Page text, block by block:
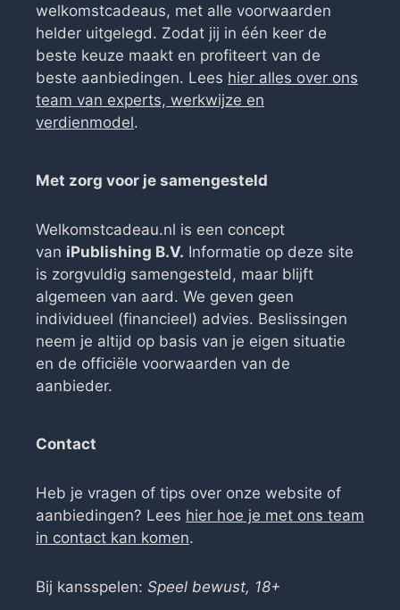
welkomstcadeaus, met alle voorwaarden
helder uitgelegd. Zodat jij in één keer de
beste keuze maakt en profiteert van de
beste aanbiedingen. Lees hier alles over ons
team van experts, werkwijze en
verdienmodel.
Met zorg voor je samengesteld
Welkomstcadeau.nl is een concept
van iPublishing B.V. Informatie op deze site
is zorgvuldig samengesteld, maar blijft
algemeen van aard. We geven geen
individueel (financieel) advies. Beslissingen
neem je altijd op basis van je eigen situatie
en de officiële voorwaarden van de
aanbieder.
Contact
Heb je vragen of tips over onze website of
aanbiedingen? Lees hier hoe je met ons team
in contact kan komen.
Bij kansspelen: Speel bewust, 18+